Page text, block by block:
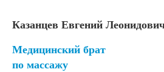
Казанцев Евгений
Медицинский брат
по массажу